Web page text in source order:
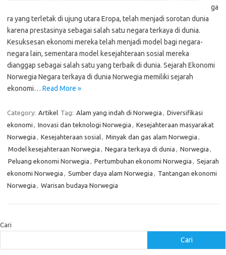
ga
ra yang terletak di ujung utara Eropa, telah menjadi sorotan dunia
karena prestasinya sebagai salah satu negara terkaya di dunia.
Kesuksesan ekonomi mereka telah menjadi model bagi negara-
negara lain, sementara model kesejahteraan sosial mereka
dianggap sebagai salah satu yang terbaik di dunia. Sejarah Ekonomi
Norwegia Negara terkaya di dunia Norwegia memiliki sejarah
ekonomi… Read More »
Category: Artikel Tag: Alam yang indah di Norwegia , Diversifikasi
ekonomi , Inovasi dan teknologi Norwegia , Kesejahteraan masyarakat
Norwegia , Kesejahteraan sosial, Minyak dan gas alam Norwegia ,
Model kesejahteraan Norwegia , Negara terkaya di dunia , Norwegia ,
Peluang ekonomi Norwegia , Pertumbuhan ekonomi Norwegia , Sejarah
ekonomi Norwegia , Sumber daya alam Norwegia , Tantangan ekonomi
Norwegia , Warisan budaya Norwegia
Cari
Cari